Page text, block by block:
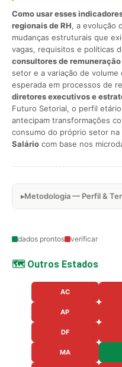
Como usar esses
regionais de RH, a evolução
mudanças estruturais que
vagas, requisitos e políticas
consultores de
setor e a variação de volume
esperada em processos de
diretores executivos e
Futuro Setorial, o perfil
antecipam transformações
consumo do próprio setor na
Salário com base nos
Metodologia — Perfil &
dados prontos verificar
🗺️ Outros Estados
AC
AP
DF
MA